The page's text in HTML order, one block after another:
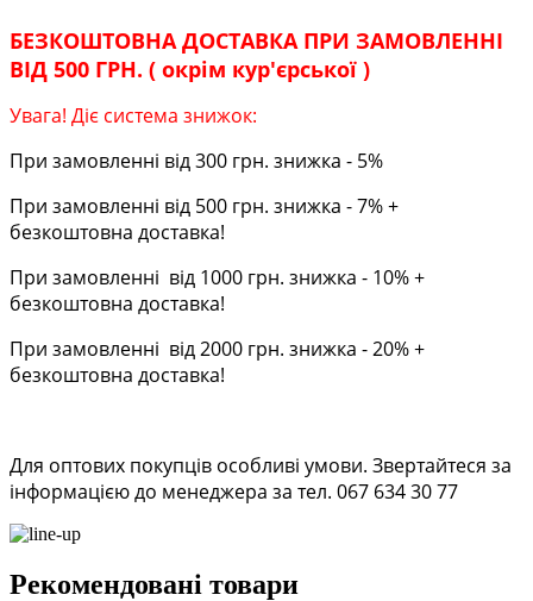
БЕЗКОШТОВНА ДОСТАВКА ПРИ ЗАМОВЛЕННІ
ВІД 500 ГРН. ( окрім кур'єрської )
Увага! Діє система знижок:
При замовленні від 300 грн. знижка - 5%
При замовленні від 500 грн. знижка - 7% +
безкоштовна доставка!
При замовленні від 1000 грн. знижка - 10% +
безкоштовна доставка!
При замовленні від 2000 грн. знижка - 20% +
безкоштовна доставка!
Для оптових покупців особливі умови. Звертайтеся за
інформацією до менеджера за тел. 067 634 30 77
Рекомендовані товари